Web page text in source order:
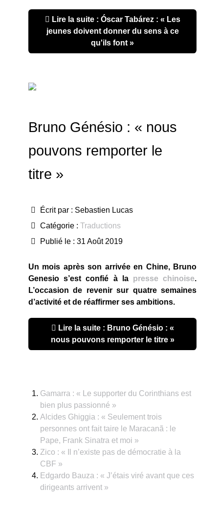
Lire la suite : Óscar Tabárez : « Les
jeunes doivent donner du sens à ce
qu'ils font »
Bruno Génésio : « nous
pouvons remporter le
titre »
Écrit par : Sebastien Lucas
Catégorie : Traductions
Publié le : 31 Août 2019
Un mois après son arrivée en Chine, Bruno
Genesio s’est confié à la presse chinoise.
L’occasion de revenir sur quatre semaines
d’activité et de réaffirmer ses ambitions.
Lire la suite : Bruno Génésio : «
nous pouvons remporter le titre »
Gamarra : « Le supporter du Corinthians est
bien plus passionné »
Alcides Ghiggia : « Seulement trois
personnes ont fait taire le Maracanã : le
Pape, Frank Sinatra et moi »
Zico : « Il n’existe pas de démocratie à la
CBF »
Edgardo Bauza : « J’étais viré avant que ces
dirigeants arrivent »